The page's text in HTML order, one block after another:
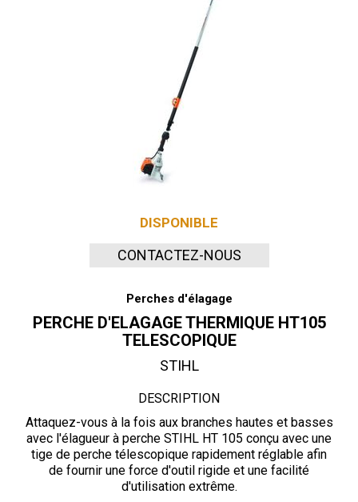
DISPONIBLE
CONTACTEZ-NOUS
Perches d'élagage
PERCHE D'ELAGAGE THERMIQUE HT105
TELESCOPIQUE
STIHL
DESCRIPTION
Attaquez-vous à la fois aux branches hautes et basses
avec l'élagueur à perche STIHL HT 105 conçu avec une
tige de perche télescopique rapidement réglable afin
de fournir une force d'outil rigide et une facilité
d'utilisation extrême.